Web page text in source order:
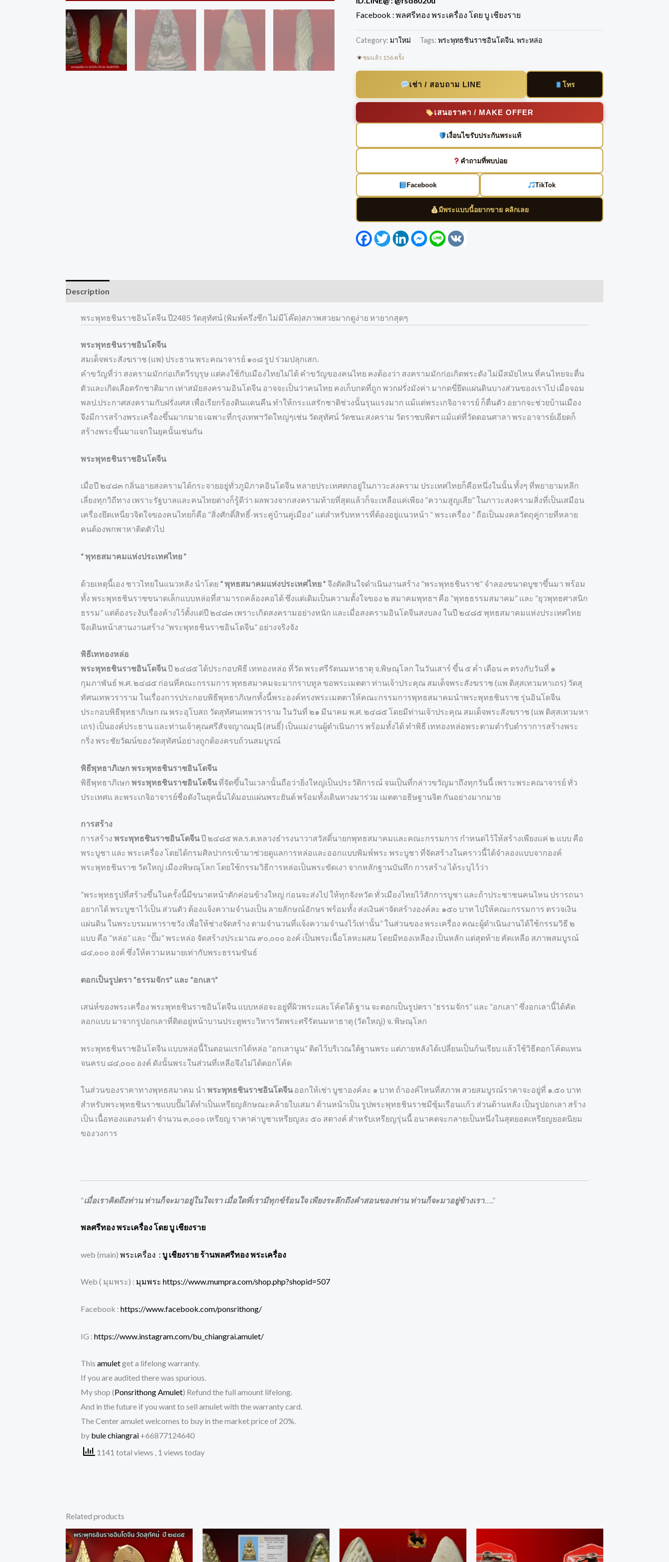
Facebook : พลศรีทอง พระเครื่อง โดย บู เชียงราย
Category: มาใหม่ Tags:พระพุทธชินราชอินโดจีน,พระหล่อ
ชมแล้ว 156 ครั้ง
เช่า / สอบถาม LINE โทร
เสนอราคา / MAKE OFFER
เงื่อนไขรับประกันพระแท้
คำถามที่พบบ่อย
Facebook TikTok
มีพระแบบนี้อยากขาย คลิกเลย
Facebook
TwitterLinkedInMessenger
Line
Description
พระพุทธชินราชอินโดจีน ปี2485 วัดสุทัศน์ (พิมพ์ครึ่งซีก ไม่มีโค๊ด)สภาพสวยมากดูง่าย หายากสุดๆ
พระพุทธชินราชอินโดจีน
สมเด็จพระสังฆราช (แพ) ประธาน พระคณาจารย์ ๑๐๘ รูป ร่วมปลุกเสก.
คำขวัญที่ว่า สงครามมักก่อเกิดวีรบุรุษ แต่คงใช้กับเมืองไทยไม่ได้ คำขวัญของคนไทย คงต้องว่า สงครามมักก่อเกิดพระดัง ไม่มีสมัยไหน ที่คนไทยจะตื่น
ตัวและเกิดเลือดรักชาติมาก เท่าสมัยสงครามอินโดจีน อาจจะเป็นว่าคนไทย คงเก็บกดที่ถูก พวกฝรั่งมังค่า มากดขี่ยึดแผ่นดินบางส่วนของเราไป เมื่อจอม
พลป.ประกาศสงครามกับฝรั่งเศส เพื่อเรียกร้องดินแดนคืน ทำให้กระแสรักชาติช่วงนั้นรุนแรงมาก แม้แต่พระเกจิอาจารย์ ก็ตื่นตัว อยากจะช่วยบ้านเมือง
จึงมีการสร้างพระเครื่องขึ้นมากมาย เฉพาะที่กรุงเทพฯวัดใหญ่ๆเช่น วัดสุทัศน์ วัดชนะสงคราม วัดราชบพิตฯ แม้แต่ที่วัดดอนศาลา พระอาจารย์เอียดก็
สร้างพระขึ้นมาแจกในยุคนั้นเช่นกัน
พระพุทธชินราชอินโดจีน
เมื่อปี ๒๔๘๓ กลิ่นอายสงครามได้กระจายอยู่ทั่วภูมิภาคอินโดจีน หลายประเทศตกอยู่ในภาวะสงคราม ประเทศไทยก็คือหนึ่งในนั้น ทั้งๆ ที่พยายามหลีก
เลี่ยงทุกวิถีทาง เพราะรัฐบาลและคนไทยต่างก็รู้ดีว่า ผลพวงจากสงครามท้ายที่สุดแล้วก็จะเหลือแค่เพียง “ความสูญเสีย” ในภาวะสงครามสิ่งที่เป็นเสมือน
เครื่องยึดเหนี่ยวจิตใจของคนไทยก็คือ “สิ่งศักดิ์สิทธิ์-พระคู่บ้านคู่เมือง” แต่สำหรับทหารที่ต้องอยู่แนวหน้า “ พระเครื่อง ” ถือเป็นมงคลวัตถุคู่กายที่หลาย
คนต้องพกพาหาติดตัวไป
“ พุทธสมาคมแห่งประเทศไทย ”
ด้วยเหตุนี้เอง ชาวไทยในแนวหลัง นำโดย “ พุทธสมาคมแห่งประเทศไทย ” จึงตัดสินใจดำเนินงานสร้าง “พระพุทธชินราช” จำลองขนาดบูชาขึ้นมา พร้อม
ทั้ง พระพุทธชินราชขนาดเล็กแบบหล่อที่สามารถคล้องคอได้ ซึ่งแต่เดิมเป็นความตั้งใจของ ๒ สมาคมพุทธฯ คือ “พุทธธรรมสมาคม” และ “ยุวพุทธศาสนิก
ธรรม” แต่ต้องระงับเรื่องค้างไว้ตั้งแต่ปี ๒๔๘๓ เพราะเกิดสงครามอย่างหนัก และเมื่อสงครามอินโดจีนสงบลง ในปี ๒๔๘๕ พุทธสมาคมแห่งประเทศไทย
จึงเดินหน้าสานงานสร้าง “พระพุทธชินราชอินโดจีน” อย่างจริงจัง
พิธีเททองหล่อ
พระพุทธชินราชอินโดจีนปี ๒๔๘๕ ได้ประกอบพิธี เททองหล่อ ที่วัด พระศรีรัตนมหาธาตุ จ.พิษณุโลก ในวันเสาร์ ขึ้น ๕ ค่ำ เดือน ๓ ตรงกับวันที่ ๑
กุมภาพันธ์ พ.ศ. ๒๔๘๕ ก่อนที่คณะกรรมการ พุทธสมาคมจะมากราบทูล ขอพระเมตตา ท่านเจ้าประคุณ สมเด็จพระสังฆราช (แพ ติสฺสเทวมหาเถร) วัดสุ
ทัศนเทพวราราม ในเรื่องการประกอบพิธีพุทธาภิเษกทั้งนี้พระองค์ทรงพระเมตตาให้คณะกรรมการพุทธสมาคมนำพระพุทธชินราช รุ่นอินโดจีน
ประกอบพิธีพุทธาภิเษก ณ พระอุโบสถ วัดสุทัศนเทพวราราม ในวันที่ ๒๑ มีนาคม พ.ศ. ๒๔๘๕ โดยมีท่านเจ้าประคุณ สมเด็จพระสังฆราช (แพ ติสฺสเทวมหา
เถร) เป็นองค์ประธาน และท่านเจ้าคุณศรีสัจจญาณมุนี (สนธิ์) เป็นแม่งานผู้ดำเนินการ พร้อมทั้งได้ ทำพิธี เททองหล่อพระตามตำรับตำราการสร้างพระ
กริ่ง พระชัยวัฒน์ของวัดสุทัศน์อย่างถูกต้องครบถ้วนสมบูรณ์
พิธีพุทธาภิเษก พระพุทธชินราชอินโดจีน
พิธีพุทธาภิเษก พระพุทธชินราชอินโดจีนที่จัดขึ้นในเวลานั้นถือว่ายิ่งใหญ่เป็นประวัติการณ์ จนเป็นที่กล่าวขวัญมาถึงทุกวันนี้ เพราะพระคณาจารย์ ทั่ว
ประเทศแ ละพระเกจิอาจารย์ชื่อดังในยุคนั้นได้มอบแผ่นพระยันต์ พร้อมทั้งเดินทางมาร่วม เมตตาอธิษฐานจิต กันอย่างมากมาย
การสร้าง
การสร้าง พระพุทธชินราชอินโดจีนปี ๒๔๘๕ พล.ร.ต.หลวงธำรงนาวาสวัสดิ์นายกพุทธสมาคมและคณะกรรมการ กำหนดไว้ให้สร้างเพียงแค่ ๒ แบบ คือ
พระบูชา และ พระเครื่อง โดยได้กรมศิลปากรเข้ามาช่วยดูแลการหล่อและออกแบบพิมพ์พระ พระบูชา ที่จัดสร้างในคราวนี้ได้จำลองแบบจากองค์
พระพุทธชินราช วัดใหญ่ เมืองพิษณุโลก โดยใช้กรรมวิธีการหล่อเป็นพระขัดเงา จากหลักฐานบันทึก การสร้าง ได้ระบุไว้ว่า
“พระพุทธรูปที่สร้างขึ้นในครั้งนี้มีขนาดหน้าตักค่อนข้างใหญ่ ก่อนจะส่งไป ให้ทุกจังหวัด ทั่วเมืองไทยไว้สักการบูชา และถ้าประชาชนคนไหน ปรารถนา
อยากได้ พระบูชาไว้เป็น ส่วนตัว ต้องแจ้งความจำนงเป็น ลายลักษณ์อักษร พร้อมทั้ง ส่งเงินค่าจัดสร้างองค์ละ ๑๕๐ บาท ไปให้คณะกรรมการ ตรวจเงิน
แผ่นดิน ในพระบรมมหาราชวัง เพื่อให้ช่างจัดสร้าง ตามจำนวนที่แจ้งความจำนงไว้เท่านั้น” ในส่วนของ พระเครื่อง คณะผู้ดำเนินงานได้ใช้กรรมวิธี ๒
แบบ คือ “หล่อ” และ “ปั๊ม” พระหล่อ จัดสร้างประมาณ ๙๐,๐๐๐ องค์ เป็นพระเนื้อโลหะผสม โดยมีทองเหลือง เป็นหลัก แต่สุดท้าย คัดเหลือ สภาพสมบูรณ์
๘๔,๐๐๐ องค์ ซึ่งให้ความหมายเท่ากับพระธรรมขันธ์
ตอกเป็นรูปตรา “ธรรมจักร” และ “อกเลา”
เสน่ห์ของพระเครื่อง พระพุทธชินราชอินโดจีน แบบหล่อจะอยู่ที่ผิวพระและโค้ดใต้ ฐาน จะตอกเป็นรูปตรา “ธรรมจักร” และ “อกเลา” ซึ่งอกเลานี้ได้คัด
ลอกแบบ มาจากรูปอกเลาที่ติดอยู่หน้าบานประตูพระวิหารวัดพระศรีรัตนมหาธาตุ (วัดใหญ่) จ. พิษณุโลก
พระพุทธชินราชอินโดจีน แบบหล่อนี้ในตอนแรกได้หล่อ “อกเลานูน” ติดไว้บริเวณใต้ฐานพระ แต่ภายหลังได้เปลี่ยนเป็นก้นเรียบ แล้วใช้วิธีตอกโค้ดแทน
จนครบ ๘๔,๐๐๐ องค์ ดังนั้นพระในส่วนที่เหลือจึงไม่ได้ตอกโค้ด
ในส่วนของราคาทางพุทธสมาคม นำ พระพุทธชินราชอินโดจีน ออกให้เช่า บูชาองค์ละ ๑ บาท ถ้าองค์ไหนที่สภาพ สวยสมบูรณ์ราคาจะอยู่ที่ ๑.๕๐ บาท
สำหรับพระพุทธชินราชแบบปั๊มได้ทำเป็นเหรียญลักษณะคล้ายใบเสมา ด้านหน้าเป็น รูปพระพุทธชินราชมีซุ้มเรือนแก้ว ส่วนด้านหลัง เป็นรูปอกเลา สร้าง
เป็น เนื้อทองแดงรมดำ จำนวน ๓,๐๐๐ เหรียญ ราคาค่าบูชาเหรียญละ ๕๐ สตางค์ สำหรับเหรียญรุ่นนี้ อนาคตจะกลายเป็นหนึ่งในสุดยอดเหรียญยอดนิยม
ของวงการ
“เมื่อเราคิดถึงท่าน ท่านก็จะมาอยู่ในใจเรา เมื่อใดที่เรามีทุกข์ร้อนใจ เพียงระลึกถึงคำสอนของท่าน ท่านก็จะมาอยู่ข้างเรา…..”
พลศรีทอง พระเครื่อง โดย บู เชียงราย
web (main) พระเครื่อง : บู เชียงราย ร้านพลศรีทอง พระเครื่อง
Web ( มุมพระ) : มุมพระ https://www.mumpra.com/shop.php?shopid=507
Facebook : https://www.facebook.com/ponsrithong/
IG : https://www.instagram.com/bu_chiangrai.amulet/
This amuletget a lifelong warranty.
If you are audited there was spurious.
My shop (Ponsrithong Amulet) Refund the full amount lifelong.
And in the future if you want to sell amulet with the warranty card.
The Center amulet welcomes to buy in the market price of 20%.
by bule chiangrai +66877124640
1141 total views , 1 views today
Related products